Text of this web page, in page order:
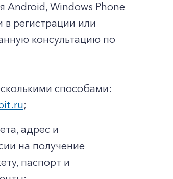
Android, Windows Phone
в регистрации или
консультацию по
способами:
;
адрес и
на получение
паспорт и